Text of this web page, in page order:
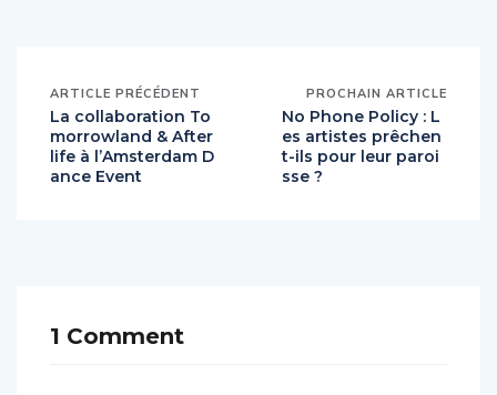
ARTICLE PRÉCÉDENT
La collaboration To
morrowland & After
life à l’Amsterdam D
ance Event
PROCHAIN ARTICLE
No Phone Policy : L
es artistes prêchen
t-ils pour leur paroi
sse ?
1 Comment